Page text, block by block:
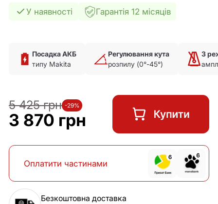
У наявності Гарантія 12 місяців
Посадка АКБ
типу Makita
Регулювання кута
розпилу (0°-45°)
3
5 425 грн -29%
3 870 грн
Оплатити частинами
Безкоштовна доставка